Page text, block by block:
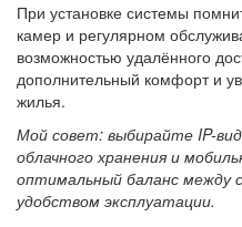
При установке системы
камер и регулярном
возможностью удалённого
дополнительный комфорт и
жилья.
Мой совет: выбирайте IP-
облачного хранения и
оптимальный баланс между
удобством эксплуатации.